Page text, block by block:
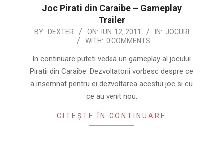
Joc Pirati din Caraibe – Gameplay
Trailer
2011-
12
BY: DEXTER ON: IUN. 12, 2011 IN: JOCURI
WITH: 0 COMMENTS
In continuare puteti vedea un gameplay al jocului
Piratii din Caraibe. Dezvoltatorii vorbesc despre ce
a insemnat pentru ei dezvoltarea acestui joc si cu
ce au venit nou.
CITEȘTE ÎN CONTINUARE